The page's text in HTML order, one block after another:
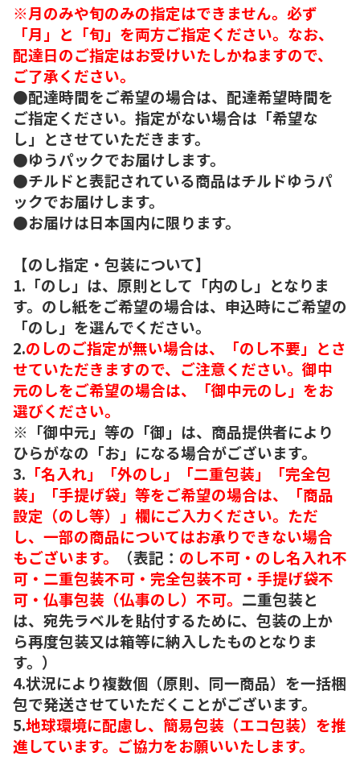
※月のみや旬のみの指定はできません。必ず
「月」と「旬」を両方ご指定ください。なお、
配達日のご指定はお受けいたしかねますので、
ご了承ください。
●配達時間をご希望の場合は、配達希望時間を
ご指定ください。指定がない場合は「希望な
し」とさせていただきます。
●ゆうパックでお届けします。
●チルドと表記されている商品はチルドゆうパ
ックでお届けします。
●お届けは日本国内に限ります。
【のし指定・包装について】
1.「のし」は、原則として「内のし」となりま
す。のし紙をご希望の場合は、申込時にご希望の
「のし」を選んでください。
2.のしのご指定が無い場合は、「のし不要」とさ
せていただきますので、ご注意ください。御中
元のしをご希望の場合は、「御中元のし」をお
選びください。
※「御中元」等の「御」は、商品提供者により
ひらがなの「お」になる場合がございます。
3. 「名入れ」「外のし」「二重包装」「完全包
装」「手提げ袋」等をご希望の場合は、「商品
設定（のし等）」欄にご入力ください。ただ
し、一部の商品についてはお承りできない場合
もございます。
（表記： のし不可・のし名入れ不
可・二重包装不可・完全包装不可・手提げ袋不
可・仏事包装（仏事のし）不可。 二重包装と
は、宛先ラベルを貼付するために、包装の上か
ら再度包装又は箱等に納入したものとなりま
す。）
4.状況により複数個（原則、同一商品）を一括梱
包で発送させていただくことがございます。
5.地球環境に配慮し、簡易包装（エコ包装）を推
進しています。ご協力をお願いいたします。